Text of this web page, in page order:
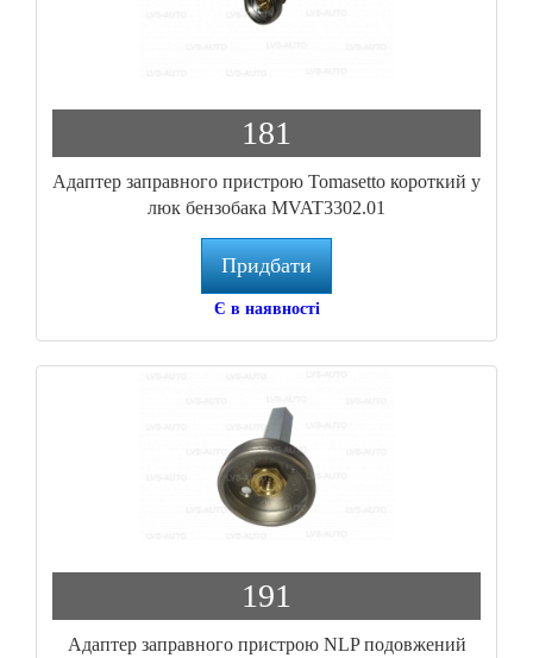
181
Адаптер заправного пристрою Tomasetto короткий у
люк бензобака MVAT3302.01
Придбати
Є в наявності
191
Адаптер заправного пристрою NLP подовжений